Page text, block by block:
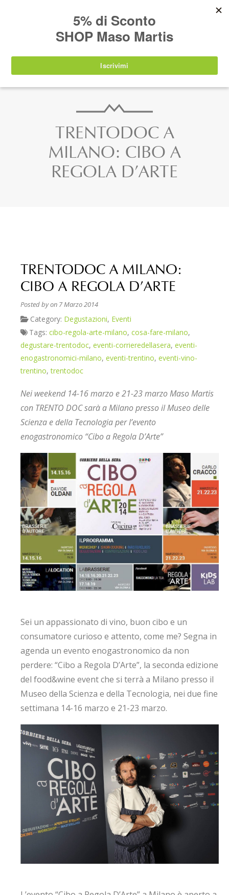
IT EN DE SHOP
TRENTODOC A
MILANO: CIBO A
REGOLA D’ARTE
TRENTODOC A MILANO:
CIBO A REGOLA D’ARTE
Posted byon 7 Marzo 2014
Category: Degustazioni, Eventi
Tags: cibo-regola-arte-milano, cosa-fare-milano,
degustare-trentodoc, eventi-corrieredellasera, eventi-
enogastronomici-milano, eventi-trentino, eventi-vino-
trentino,trentodoc
Nei weekend 14-16 marzo e 21-23 marzo Maso Martis
con TRENTO DOC sarà a Milano presso il Museo delle
Scienza e della Tecnologia per l’evento
enogastronomico “Cibo a Regola D’Arte”
Sei un appassionato di vino, buon cibo e un
consumatore curioso e attento, come me? Segna in
agenda un evento enogastronomico da non
perdere: “Cibo a Regola D’Arte”, la seconda edizione
del food&wine event che si terrà a Milano presso il
Museo della Scienza e della Tecnologia, nei due fine
settimana 14-16 marzo e 21-23 marzo.
nuovamente disponibili a partire da
agosto 2026.